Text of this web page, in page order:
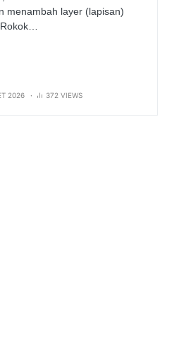
menambah layer (lapisan)
2026 372 VIEWS